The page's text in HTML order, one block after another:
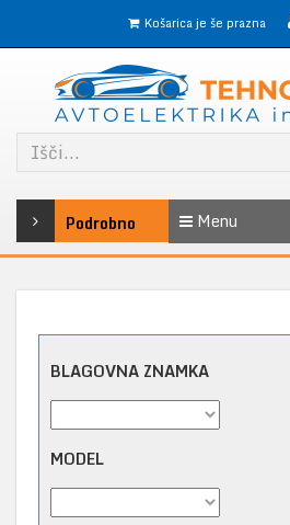
Košarica je še prazna
Podrobno Menu
BLAGOVNA ZNAMKA
MODEL